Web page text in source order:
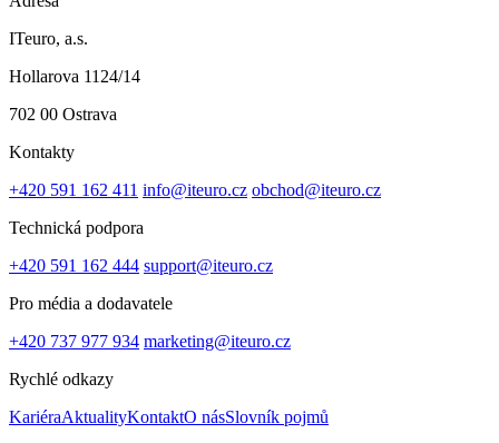
ITeuro, a.s.
Hollarova 1124/14
702 00 Ostrava
Kontakty
+420 591 162 411 info@iteuro.cz obchod@iteuro.cz
Technická podpora
+420 591 162 444 support@iteuro.cz
Pro média a dodavatele
+420 737 977 934 marketing@iteuro.cz
Rychlé odkazy
KariéraAktualityKontaktO násSlovník pojmů